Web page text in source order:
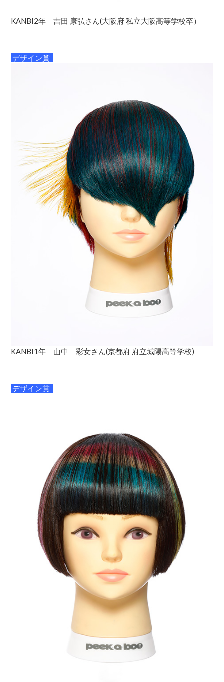
KANBI2年 吉田 康弘さん(大阪府 私立大阪高等学校卒）
デザイン賞
KANBI1年 山中 彩女さん(京都府 府立城陽高等学校)
デザイン賞